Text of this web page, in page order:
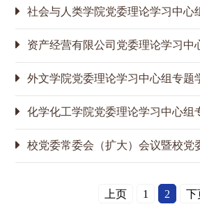
社会与人类学院党委理论学习中心组专题学习党的二十届四中全会精
资产经营有限公司党委理论学习中心组专题学习党的二十届四中全会
外文学院党委理论学习中心组专题学习党的二十届四中全会
化学化工学院党委理论学习中心组专题学习党的二十届四中全会
校党委常委会（扩大）会议暨校党委理论学习中心组学习党的二十届四中全会
上页 1 2 下